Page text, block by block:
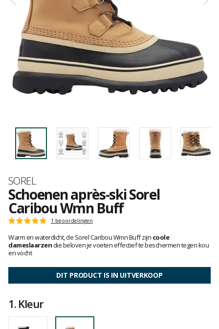
Merk
SOREL
Schoenen après-ski Sorel
Caribou Wmn Buff
Het
van
klanten
Score
:
5
op
1 beoordelingen
Warm en waterdicht, de Sorel Caribou Wmn Buff zijn coole
dameslaarzendie beloven je voeten effectief te beschermen tegen kou
en vocht
DIT PRODUCT IS IN UITVERKOOP
1.Kleur